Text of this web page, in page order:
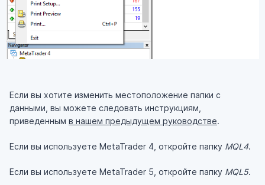
Если вы хотите изменить местоположение папки с
данными, вы можете следовать инструкциям,
приведенным в нашем предыдущем руководстве.
Если вы используете MetaTrader 4, откройте папку MQL4.
Если вы используете MetaTrader 5, откройте папку MQL5.